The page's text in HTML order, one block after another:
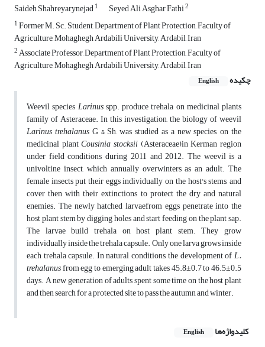
Saideh Shahreyarynejad1 Seyed Ali Asghar Fathi2
1Former M. Sc. Student, Department of Plant Protection, Faculty of
Agriculture, Mohaghegh Ardabili University, Ardabil, Iran
2Associate Professor, Department of Plant Protection, Faculty of
Agriculture, Mohaghegh Ardabili University, Ardabil, Iran
چکیده
English
Weevil speciesLarinusspp. produce trehala on medicinal plants
family of Asteraceae. In this investigation, the biology of weevil
LarinustrehalanusG & Sh, was studied as a new species, on the
medicinal plantCousiniastocksii(Asteraceae)in Kerman region
under field conditions during 2011 and 2012. The weevil is a
univoltine insect, which annually overwinters as an adult. The
female insects put their eggs individually on the host's stems, and
cover then with their extinctions to protect the dry and natural
enemies. The newly hatched larvaefrom eggs penetrate into the
host plant stem by digging holes and start feeding on the plant sap.
The larvae build trehala on host plant stem. They grow
individually inside the trehala capsule. Only one larva grows inside
each trehala capsule. In natural conditions, the development ofL.
trehalanusfrom egg to emerging adult takes 45.8±0.7 to 46.5±0.5
days. A new generation of adults spent some time on the host plant
and then search for a protected site to pass the autumn and winter.
کلیدواژه‌ها English